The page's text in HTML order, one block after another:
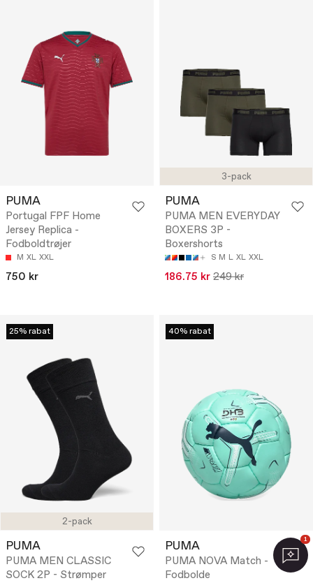
PUMA
Portugal FPF Home
Jersey Replica -
Fodboldtrøjer
M XL XXL
750 kr
3-pack
PUMA
PUMA MEN EVERYDAY
BOXERS 3P -
Boxershorts
S M L XL XXL
186.75 kr 249 kr
2-pack
25% rabat
PUMA
PUMA MEN CLASSIC
SOCK 2P - Strømper
40% rabat
PUMA
PUMA NOVA Match -
Fodbolde
1